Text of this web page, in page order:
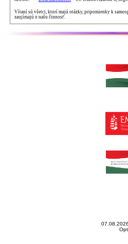
Vítaní sú všetci, ktorí majú otázky, pripomienky k
zaujímajú o našu činnosť.